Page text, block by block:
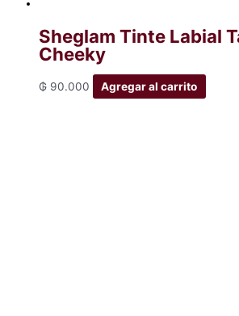
Sheglam Tinte Labial
Cheeky
₲ 90.000 Agregar al carrito